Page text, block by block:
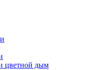
цветной дым